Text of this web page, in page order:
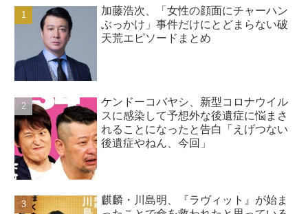
加藤浩次、「女性の顔面にチャーハン
ぶっかけ」事件だけにとどまらない破
天荒エピソードまとめ
ケンドーコバヤシ、新型コロナウイル
スに感染して予想外な後遺症に悩まさ
れることになったと告白「えげつない
後遺症やねん、今回」
麒麟・川島明、『ラヴィット』が始ま